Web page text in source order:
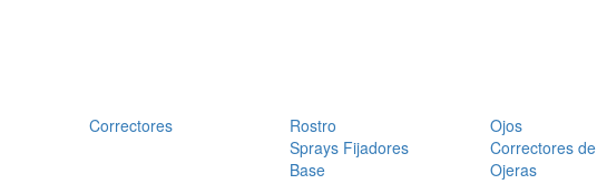
Correctores
Rostro
Sprays Fijadores
Base
Ojos
Correctores de
Ojeras